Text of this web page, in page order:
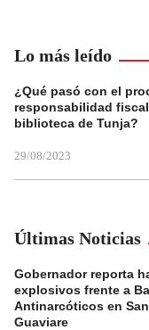
Lo más leído
¿Qué pasó con el
responsabilidad
biblioteca de Tunja?
29/08/2023
Últimas Noticias
Gobernador reporta
explosivos frente a
Antinarcóticos en
Guaviare